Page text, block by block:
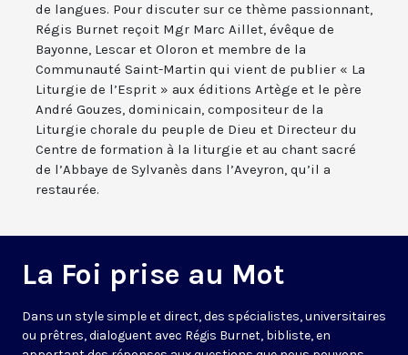
de langues. Pour discuter sur ce thème passionnant,
Régis Burnet reçoit Mgr Marc Aillet, évêque de
Bayonne, Lescar et Oloron et membre de la
Communauté Saint-Martin qui vient de publier « La
Liturgie de l’Esprit » aux éditions Artège et le père
André Gouzes, dominicain, compositeur de la
Liturgie chorale du peuple de Dieu et Directeur du
Centre de formation à la liturgie et au chant sacré
de l’Abbaye de Sylvanès dans l’Aveyron, qu’il a
restaurée.
La Foi prise au Mot
Dans un style simple et direct, des spécialistes, universitaires
ou prêtres, dialoguent avec Régis Burnet, bibliste, en